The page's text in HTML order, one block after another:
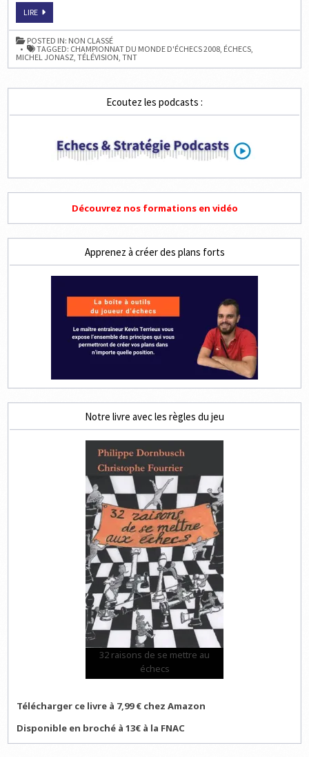
LIRELES
SUR
LA
TNT
LE
DIMANCHE
À
POSTED IN: NON CLASSÉ
TAGGED: CHAMPIONNAT DU MONDE D'ÉCHECS 2008 ÉCHECS
MICHEL JONASZ ,TÉLÉVISION ,TNT
Ecoutez les podcasts :
Découvrez nos formations en vidéo
Apprenez à créer des plans forts
Notre livre avec les règles du jeu
32 raisons de se mettre au
échecs
Télécharger ce livre à 7,99 € chez Amazon
Disponible en broché à 13€ à la FNAC